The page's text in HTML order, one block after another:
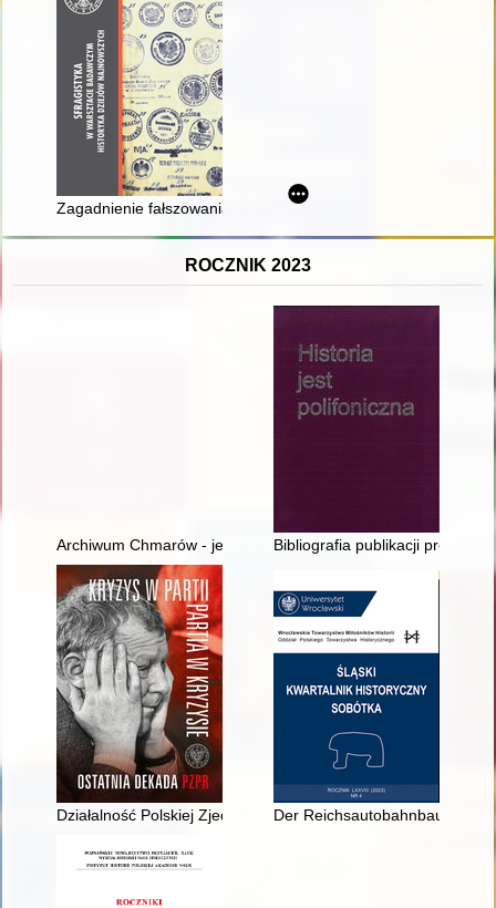
Zagadnienie fałszowania pieczęci w świetle wybranych
ROCZNIK 2023
Archiwum Chmarów - jego historia, rozproszenie i
Bibliografia publikacji
Działalność Polskiej Zjednoczonej Partii Robotniczej w Pile w
Der Reichsautobahnbau in